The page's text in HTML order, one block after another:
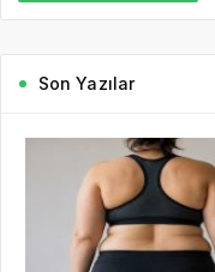
Son Yazılar